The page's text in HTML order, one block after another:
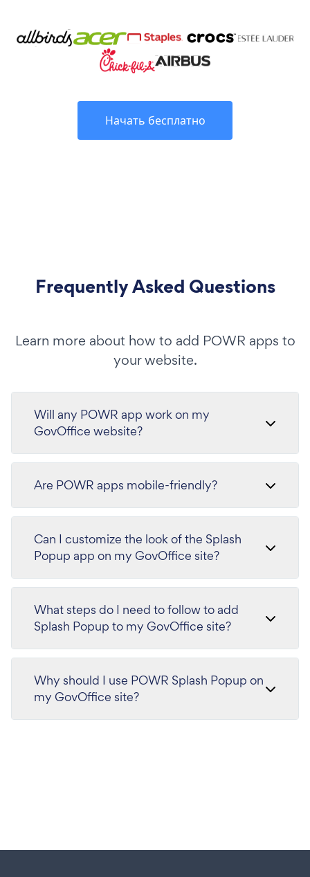
Начать бесплатно
Frequently Asked Questions
Learn more about how to add POWR apps to
your website.
Will any POWR app work on my
GovOffice website?
Are POWR apps mobile-friendly?
Can I customize the look of the Splash
Popup app on my GovOffice site?
What steps do I need to follow to add
Splash Popup to my GovOffice site?
Why should I use POWR Splash Popup on
my GovOffice site?